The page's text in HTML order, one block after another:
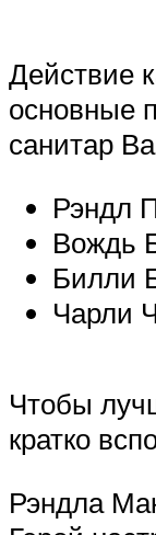
Действие
основные
санитар
Рэндл
Вождь
Билли
Чарли
Чтобы
кратко
Рэндла